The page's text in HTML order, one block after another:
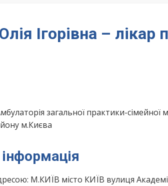
Ігорівна – лікар
загальної практики-
м.Києва
М.КИЇВ місто КИЇВ вулиця